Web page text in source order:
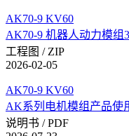
AK70-9 KV60
AK70-9 机器人动力模组
工程图 / ZIP
2026-02-05
AK70-9 KV60
AK系列电机模组产品使
说明书 / PDF